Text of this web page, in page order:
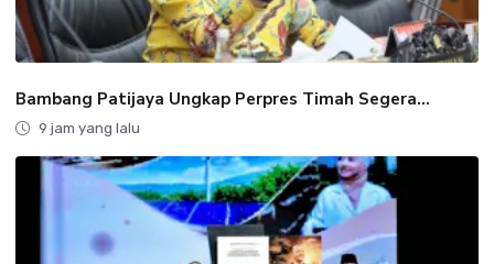
Bambang Patijaya Ungkap Perpres Timah Segera...
9 jam yang lalu